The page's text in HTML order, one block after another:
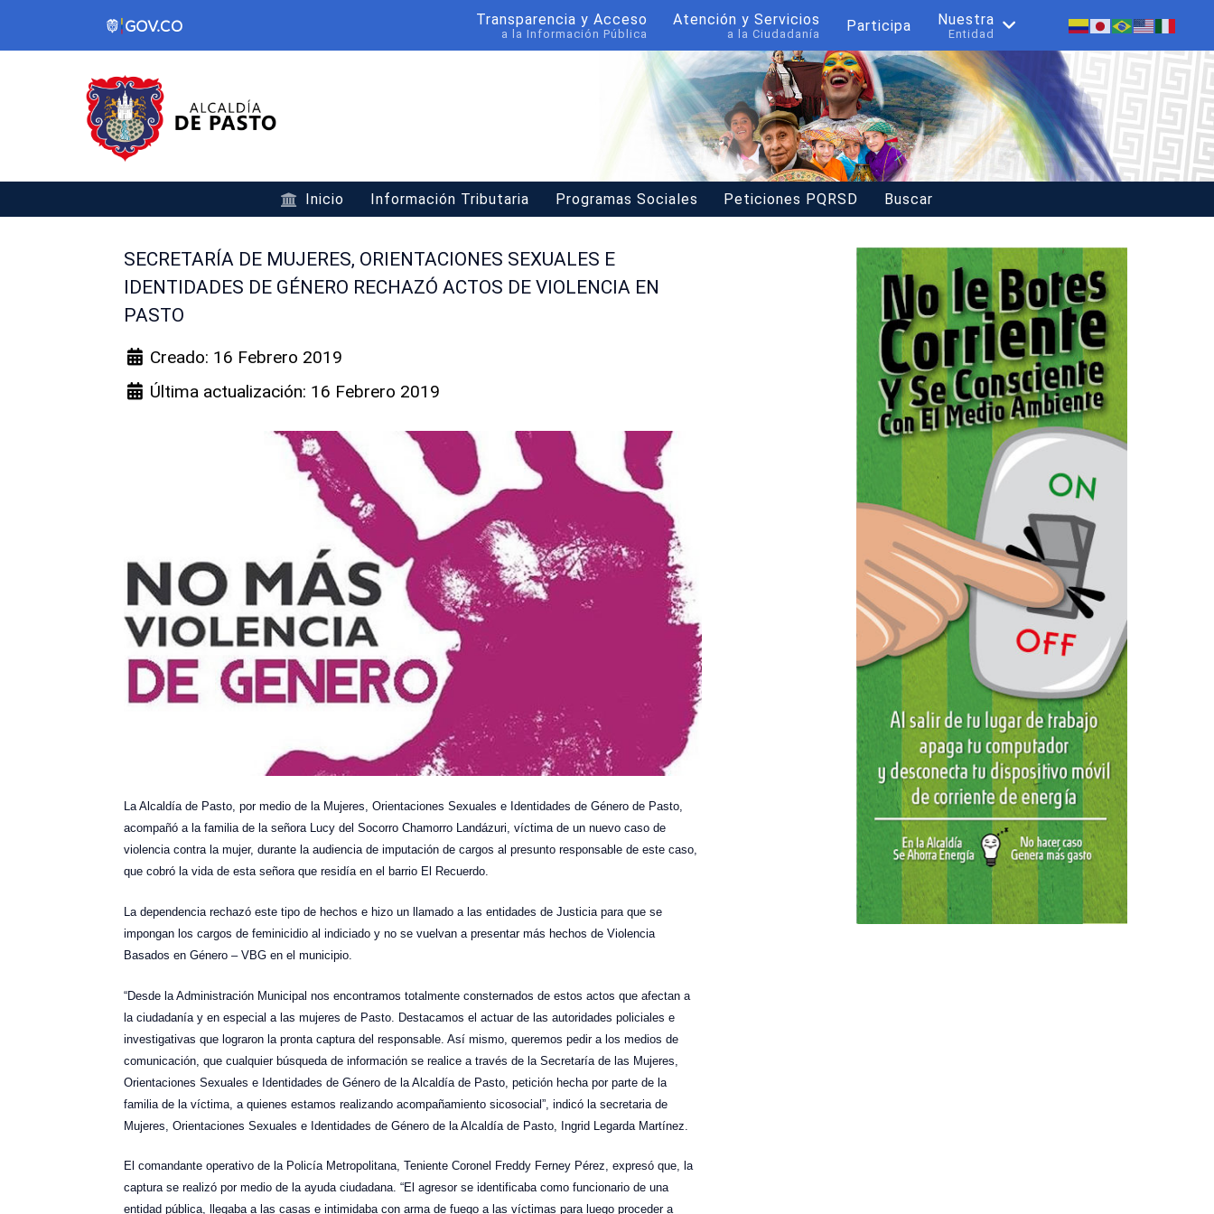
Transparencia y Acceso
a la Información Pública
Atención y Servicios
a la Ciudadanía Participa Nuestra
Entidad
Inicio Información Tributaria Programas Sociales Peticiones PQRSD Buscar
SECRETARÍA DE MUJERES, ORIENTACIONES SEXUALES E
IDENTIDADES DE GÉNERO RECHAZÓ ACTOS DE VIOLENCIA EN
PASTO
Creado: 16 Febrero 2019
Última actualización: 16 Febrero 2019
La Alcaldía de Pasto, por medio de la Mujeres, Orientaciones Sexuales e Identidades de Género de Pasto,
acompañó a la familia de la señora Lucy del Socorro Chamorro Landázuri, víctima de un nuevo caso de
violencia contra la mujer, durante la audiencia de imputación de cargos al presunto responsable de este caso,
que cobró la vida de esta señora que residía en el barrio El Recuerdo.
La dependencia rechazó este tipo de hechos e hizo un llamado a las entidades de Justicia para que se
impongan los cargos de feminicidio al indiciado y no se vuelvan a presentar más hechos de Violencia
Basados en Género – VBG en el municipio.
“Desde la Administración Municipal nos encontramos totalmente consternados de estos actos que afectan a
la ciudadanía y en especial a las mujeres de Pasto. Destacamos el actuar de las autoridades policiales e
investigativas que lograron la pronta captura del responsable. Así mismo, queremos pedir a los medios de
comunicación, que cualquier búsqueda de información se realice a través de la Secretaría de las Mujeres,
Orientaciones Sexuales e Identidades de Género de la Alcaldía de Pasto, petición hecha por parte de la
familia de la víctima, a quienes estamos realizando acompañamiento sicosocial”, indicó la secretaria de
Mujeres, Orientaciones Sexuales e Identidades de Género de la Alcaldía de Pasto, Ingrid Legarda Martínez.
El comandante operativo de la Policía Metropolitana, Teniente Coronel Freddy Ferney Pérez, expresó que, la
captura se realizó por medio de la ayuda ciudadana. “El agresor se identificaba como funcionario de una
entidad pública, llegaba a las casas e intimidaba con arma de fuego a las víctimas para luego proceder a